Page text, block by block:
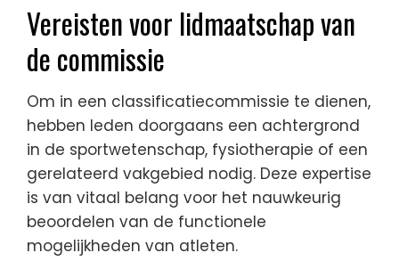
Vereisten voor lidmaatschap van
de commissie
Om in een classificatiecommissie te dienen,
hebben leden doorgaans een achtergrond
in de sportwetenschap, fysiotherapie of een
gerelateerd vakgebied nodig. Deze expertise
is van vitaal belang voor het nauwkeurig
beoordelen van de functionele
mogelijkheden van atleten.